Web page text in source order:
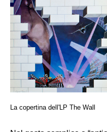
La copertina dell'LP The Wall